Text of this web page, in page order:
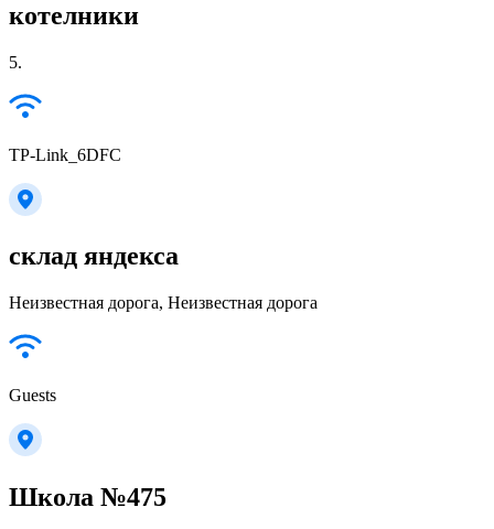
котелники
5.
TP-Link_6DFC
склад яндекса
Неизвестная дорога, Неизвестная дорога
Guests
Школа №475